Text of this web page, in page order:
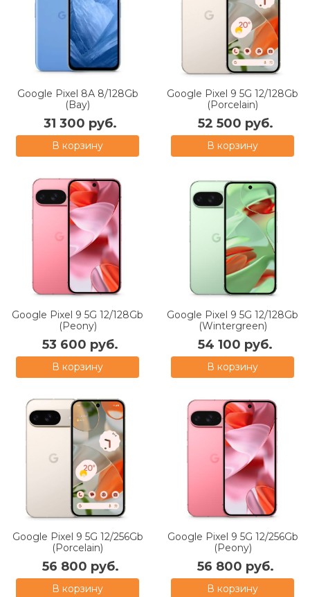
Google Pixel 8А 8/128Gb
(Bay)
31 300 руб.
В корзину
Google Pixel 9 5G 12/128Gb
(Porcelain)
52 500 руб.
В корзину
Google Pixel 9 5G 12/128Gb
(Peony)
53 600 руб.
В корзину
Google Pixel 9 5G 12/128Gb
(Wintergreen)
54 100 руб.
В корзину
Google Pixel 9 5G 12/256Gb
(Porcelain)
56 800 руб.
В корзину
Google Pixel 9 5G 12/256Gb
(Peony)
56 800 руб.
В корзину